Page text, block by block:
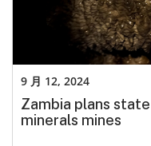
Zambia plans
minerals mines
9 月 12, 2024